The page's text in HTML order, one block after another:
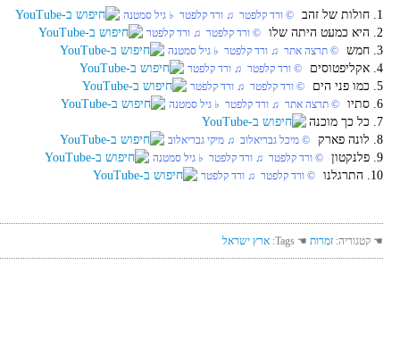
1. חולות של זהב © ורד קלפטר ♫ ורד קלפטר ♭ גיל סמטנה
2. היא כמעט היתה שלו © ורד קלפטר ♫ ורד קלפטר
3. חמש © תרצה אתר ♫ ורד קלפטר ♭ גיל סמטנה
4. אקליפטוסים © ורד קלפטר ♫ ורד קלפטר
5. כמו פני הים © ורד קלפטר ♫ ורד קלפטר
6. סתיו © תרצה אתר ♫ ורד קלפטר ♭ גיל סמטנה
7. כל כך מוכנה
8. לונה פארק
© מיכל גבריאלוב ♫ מיקי גבריאלוב
9. פלנקטון © ורד קלפטר ♫ ורד קלפטר ♭ גיל סמטנה
10. התרגלנו © ורד קלפטר ♫ ורד קלפטר
☚ קטגוריה: זמרות ☚ Tags: ארץ ישראל